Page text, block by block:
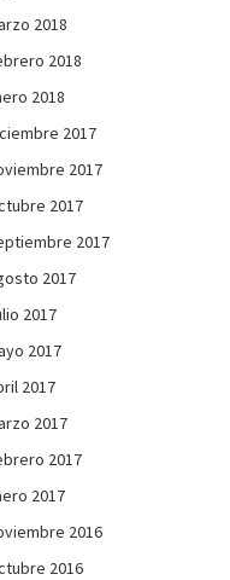
2018
2018
2018
2017
2017
2017
2017
2017
2017
2017
2017
2017
2017
2017
2016
2016